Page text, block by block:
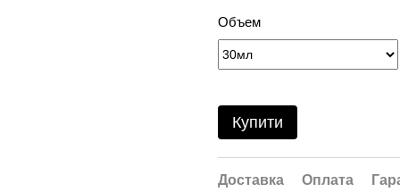
Объем
Купити
Доставка Оплата